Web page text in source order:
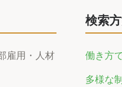
雇用・人材
検索
働き方
多様な